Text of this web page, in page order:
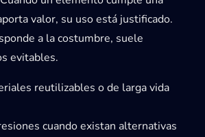
valor, su uso está justificado.
a la costumbre, suele
evitables.
reutilizables o de larga vida
cuando existan alternativas